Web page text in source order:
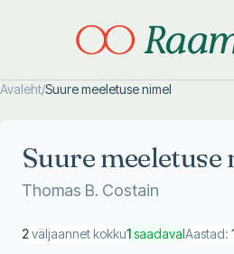
Avaleht/Suure meeletuse nimel
Suure meeletuse
Thomas B. Costain
2väljaannet kokku1saadavalAastad: